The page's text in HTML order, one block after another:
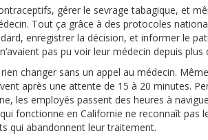
gérer le sevrage tabagique, et
Tout ça grâce à des protocoles
enregistrer la décision, et informer le
pas pu voir leur médecin depuis plus
changer sans un appel au médecin.
après une attente de 15 à 20 minutes.
les employés passent des heures à
fonctionne en Californie ne reconnaît pas
qui abandonnent leur traitement.